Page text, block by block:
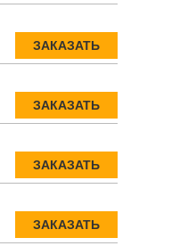
ЗАКАЗАТЬ
ЗАКАЗАТЬ
ЗАКАЗАТЬ
ЗАКАЗАТЬ